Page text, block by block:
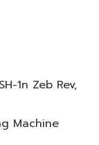
1n Zeb Rev,
Machine